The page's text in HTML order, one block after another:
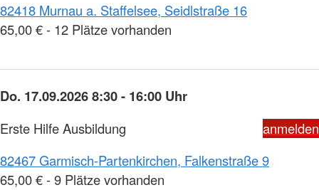
82418 Murnau a. Staffelsee, Seidlstraße 16
65,00 € - 12 Plätze vorhanden
Do. 17.09.2026 8:30 - 16:00 Uhr
Erste Hilfe Ausbildung
anmelden
82467 Garmisch-Partenkirchen, Falkenstraße 9
65,00 € - 9 Plätze vorhanden